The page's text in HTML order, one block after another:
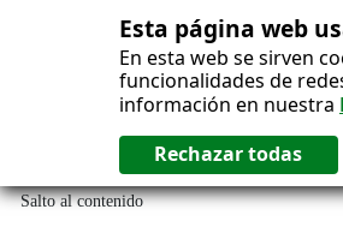
Esta página web
En esta web se sirven
funcionalidades de
información en nuestra
Salto al contenido